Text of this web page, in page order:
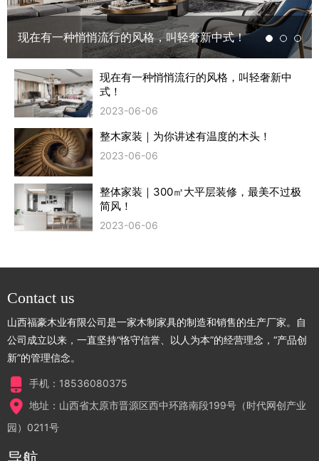
现在有一种悄悄流行的风格，叫轻奢新中式！
现在有一种悄悄流行的风格，叫轻奢新中
式！
2023-06-06
整木家装｜为你讲述有温度的木头！
2023-06-06
整体家装｜300㎥大平层装修，最美不过极
简风！
2023-06-06
Contact us
山西福豪木业有限公司是一家木制家具的制造和销售的生产厂家。自
公司成立以来，一直坚持“恪守信誉、以人为本”的经营理念，“产品创
新”的管理信念。
手机：18536080375
地址：山西省太原市晋源区西中环路南段199号（时代网创产业
园）0211号